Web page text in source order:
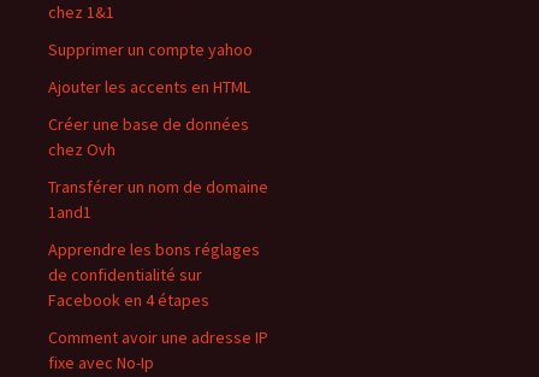
chez 1&1
Supprimer un compte yahoo
Ajouter les accents en HTML
Créer une base de données
chez Ovh
Transférer un nom de domaine
1and1
Apprendre les bons réglages
de confidentialité sur
Facebook en 4 étapes
Comment avoir une adresse IP
fixe avec No-Ip